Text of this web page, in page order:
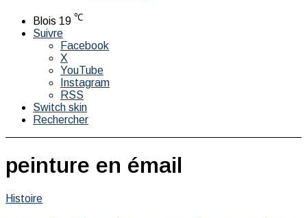
Blois 19 ℃
Suivre
Facebook
X
YouTube
Instagram
RSS
Switch skin
Rechercher
peinture en émail
Histoire